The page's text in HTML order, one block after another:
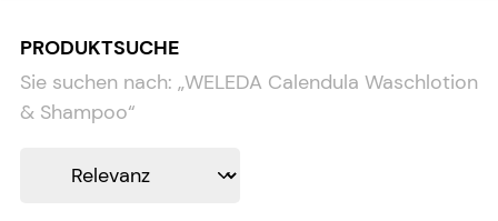
PRODUKTSUCHE
Sie suchen nach: „WELEDA Calendula Waschlotion
& Shampoo“